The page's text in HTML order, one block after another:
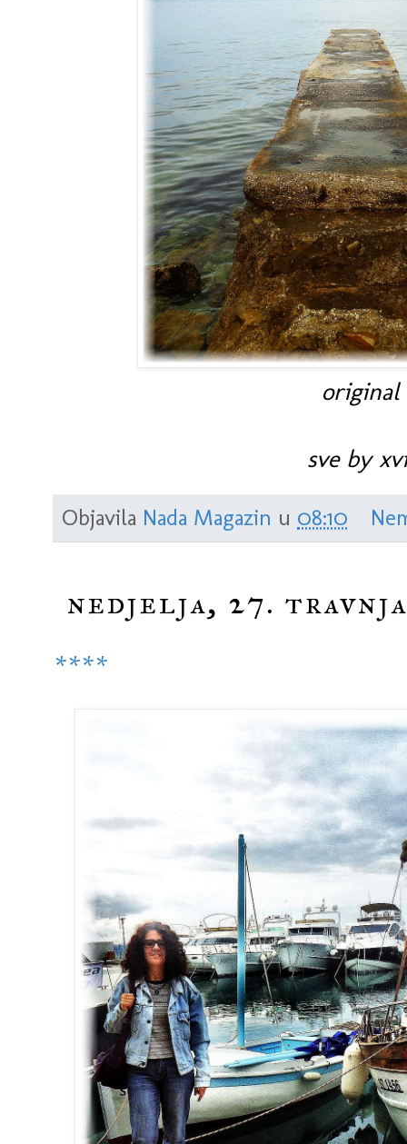
original
sve by
Objavila Nada Magazin u 08:10
nedjelja, 27. travnja
****